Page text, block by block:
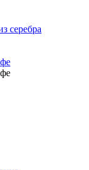
серебра